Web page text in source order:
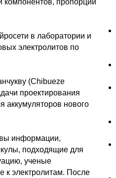
компонентов, пропорции
в лаборатории и
электролитов по
(Chibueze
проектирования
аккумуляторов нового
информации,
подходящие для
ученые
электролитам. После